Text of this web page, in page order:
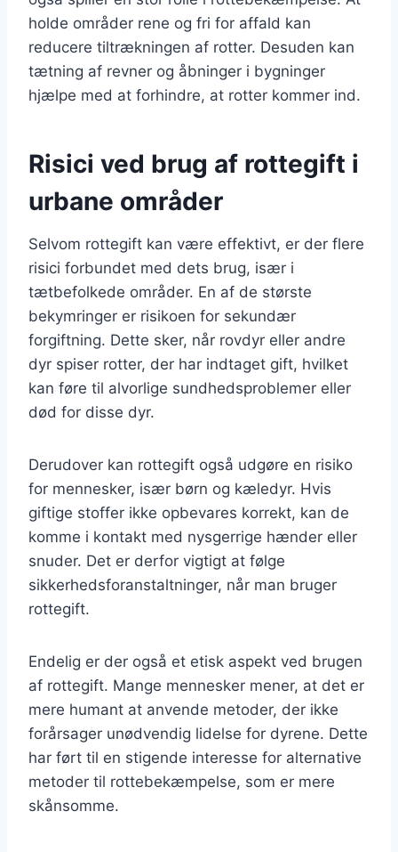
holde områder rene og fri for affald kan
reducere tiltrækningen af rotter. Desuden kan
tætning af revner og åbninger i bygninger
hjælpe med at forhindre, at rotter kommer ind.
Risici ved brug af rottegift i
urbane områder
Selvom rottegift kan være effektivt, er der flere
risici forbundet med dets brug, især i
tætbefolkede områder. En af de største
bekymringer er risikoen for sekundær
forgiftning. Dette sker, når rovdyr eller andre
dyr spiser rotter, der har indtaget gift, hvilket
kan føre til alvorlige sundhedsproblemer eller
død for disse dyr.
Derudover kan rottegift også udgøre en risiko
for mennesker, især børn og kæledyr. Hvis
giftige stoffer ikke opbevares korrekt, kan de
komme i kontakt med nysgerrige hænder eller
snuder. Det er derfor vigtigt at følge
sikkerhedsforanstaltninger, når man bruger
rottegift.
Endelig er der også et etisk aspekt ved brugen
af rottegift. Mange mennesker mener, at det er
mere humant at anvende metoder, der ikke
forårsager unødvendig lidelse for dyrene. Dette
har ført til en stigende interesse for alternative
metoder til rottebekæmpelse, som er mere
skånsomme.